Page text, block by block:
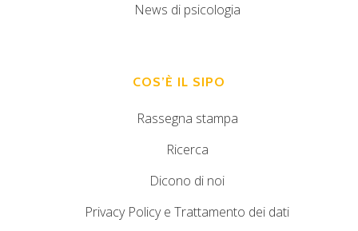
News di psicologia
COS’È IL SIPO
Rassegna stampa
Ricerca
Dicono di noi
Privacy Policy e Trattamento dei dati